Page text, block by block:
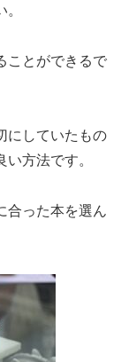
ことができるで
にしていたもの
方法です。
合った本を選ん